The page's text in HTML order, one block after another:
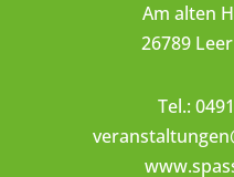
Am alten
26789
Tel.: